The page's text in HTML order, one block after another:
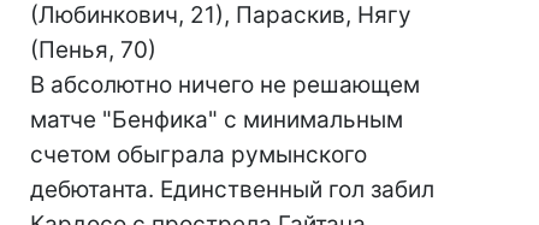
(Любинкович, 21), Параскив, Нягу
(Пенья, 70)
В абсолютно ничего не решающем
матче "Бенфика" с минимальным
счетом обыграла румынского
дебютанта. Единственный гол забил